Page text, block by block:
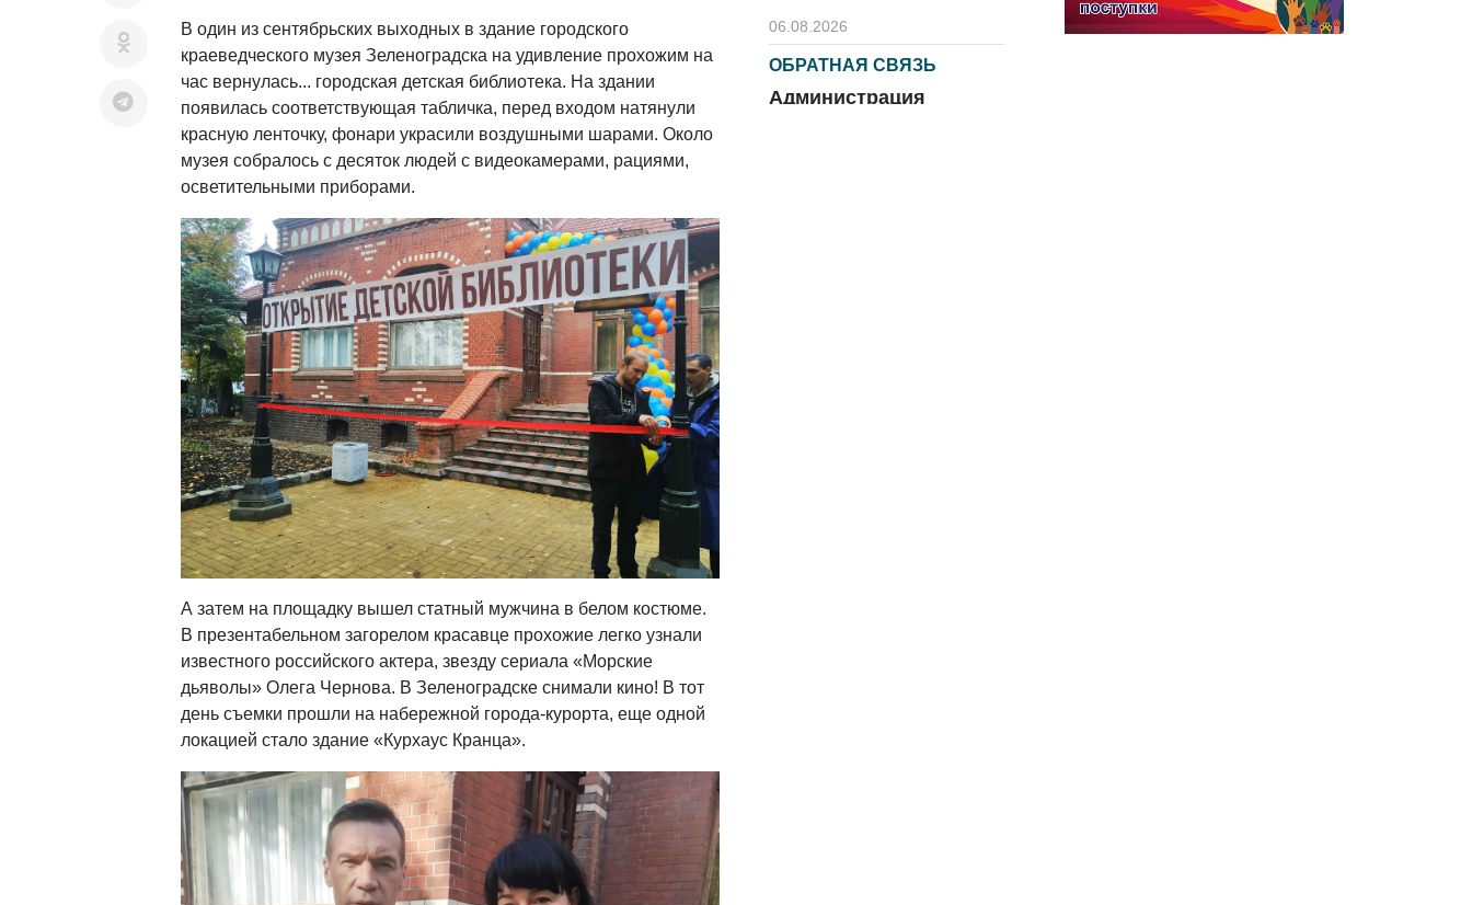
В один из сентябрьских выходных в здание городского
краеведческого музея Зеленоградска на удивление прохожим на
час вернулась... городская детская библиотека. На здании
появилась соответствующая табличка, перед входом натянули
красную ленточку, фонари украсили воздушными шарами. Около
музея собралось с десяток людей с видеокамерами, рациями,
осветительными приборами.
А затем на площадку вышел статный мужчина в белом костюме.
В презентабельном загорелом красавце прохожие легко узнали
известного российского актера, звезду сериала «Морские
дьяволы» Олега Чернова. В Зеленоградске снимали кино! В тот
день съемки прошли на набережной города-курорта, еще одной
локацией стало здание «Курхаус Кранца».
06.08.2026
ОБРАТНАЯ СВЯЗЬ
Администрация